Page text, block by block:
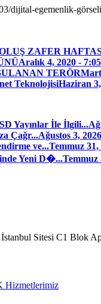
Hizmetlerimiz
dijital-egemenlik-
ZAFER
Aralık 4, 2020 -
TERÖRMart
TeknolojisiHaziran
Yayınlar İle İlgili...
Çağr...Ağustos 3,
ve...Temmuz 31,
Yeni D�...Temmuz
Sitesi C1 Blok